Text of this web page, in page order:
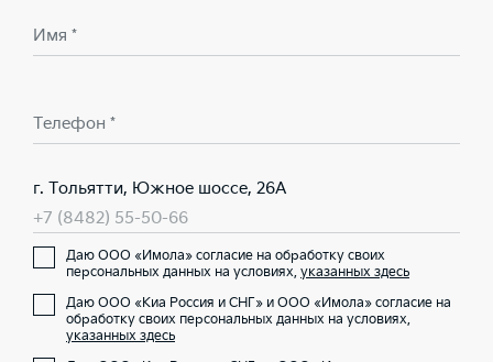
Имя *
Телефон *
г. Тольятти, Южное шоссе, 26А
+7 (8482) 55-50-66
Даю ООО «Имола» согласие на обработку своих
персональных данных на условиях, указанных здесь
Даю ООО «Киа Россия и СНГ» и ООО «Имола» согласие на
обработку своих персональных данных на условиях,
указанных здесь